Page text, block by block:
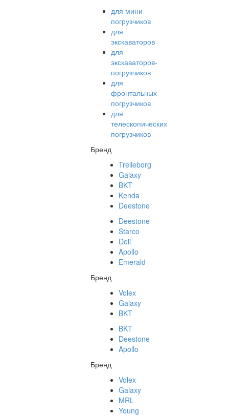
для мини
погрузчиков
для
экскаваторов
для
экскаваторов-
погрузчиков
для
фронтальных
погрузчиков
для
телескопических
погрузчиков
Бренд
Trelleborg
Galaxy
BKT
Kenda
Deestone
Deestone
Starco
Deli
Apollo
Emerald
Бренд
Volex
Galaxy
BKT
BKT
Deestone
Apollo
Бренд
Volex
Galaxy
MRL
Young